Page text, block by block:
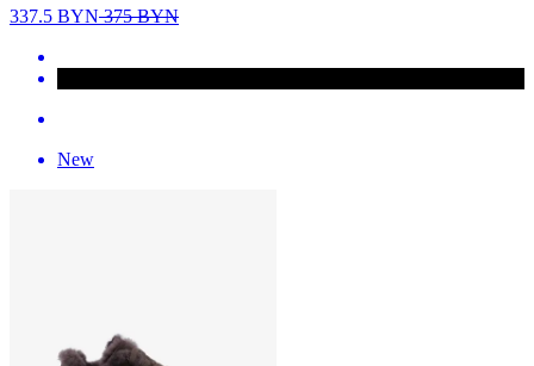
337.5 BYN375BYN
New